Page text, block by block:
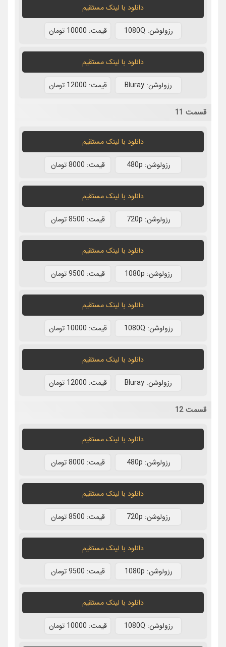
دانلود با لينک مستقيم
رزولوشن: 1080Q قيمت: 10000 تومان
دانلود با لينک مستقيم
رزولوشن: Bluray قيمت: 12000 تومان
قسمت 11
دانلود با لينک مستقيم
رزولوشن: 480p قيمت: 8000 تومان
دانلود با لينک مستقيم
رزولوشن: 720p قيمت: 8500 تومان
دانلود با لينک مستقيم
رزولوشن: 1080p قيمت: 9500 تومان
دانلود با لينک مستقيم
رزولوشن: 1080Q قيمت: 10000 تومان
دانلود با لينک مستقيم
رزولوشن: Bluray قيمت: 12000 تومان
قسمت 12
دانلود با لينک مستقيم
رزولوشن: 480p قيمت: 8000 تومان
دانلود با لينک مستقيم
رزولوشن: 720p قيمت: 8500 تومان
دانلود با لينک مستقيم
رزولوشن: 1080p قيمت: 9500 تومان
دانلود با لينک مستقيم
رزولوشن: 1080Q قيمت: 10000 تومان